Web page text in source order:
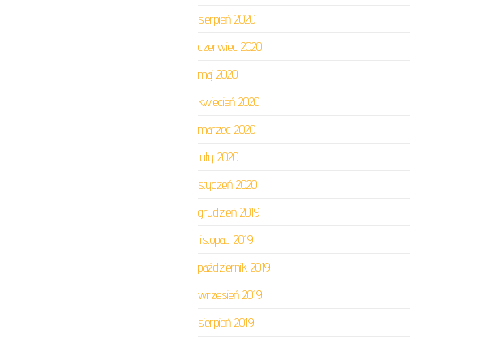
sierpień 2020
czerwiec 2020
maj 2020
kwiecień 2020
marzec 2020
luty 2020
styczeń 2020
grudzień 2019
listopad 2019
październik 2019
wrzesień 2019
sierpień 2019